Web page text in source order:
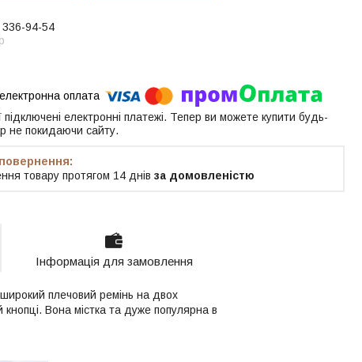
94-54
підключені електронні платежі. Тепер ви можете купити будь-
не покидаючи сайту.
товару протягом 14 днів за домовленістю
Інформація для замовлення
плечовий ремінь на двох
Вона містка та дуже популярна в